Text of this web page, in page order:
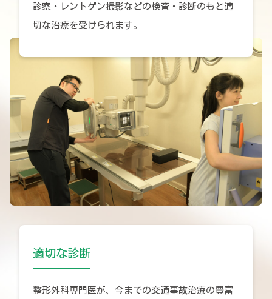
診察・レントゲン撮影などの検査・診断のもと適
切な治療を受けられます。
適切な診断
整形外科専門医が、今までの交通事故治療の豊富